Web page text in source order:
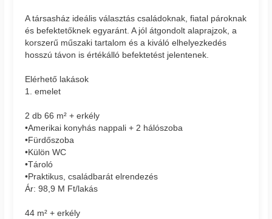
A társasház ideális választás családoknak, fiatal pároknak
és befektetőknek egyaránt. A jól átgondolt alaprajzok, a
korszerű műszaki tartalom és a kiváló elhelyezkedés
hosszú távon is értékálló befektetést jelentenek.
Elérhető lakások
1. emelet
2 db 66 m² + erkély
•Amerikai konyhás nappali + 2 hálószoba
•Fürdőszoba
•Külön WC
•Tároló
•Praktikus, családbarát elrendezés
Ár: 98,9 M Ft/lakás
44 m² + erkély